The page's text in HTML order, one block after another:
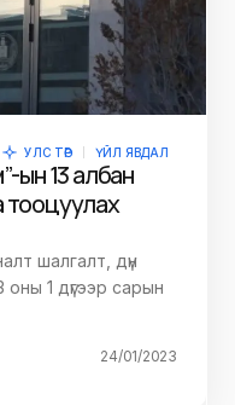
УЛС ТӨР ҮЙЛ ЯВДАЛ
ын 13 албан
тооцуулах
шалгалт, дүн
1 дүгээр сарын
24/01/2023